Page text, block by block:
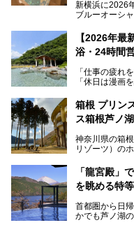
新横浜に2026
ブルーオーシ
的な“没入感
今回は、そん
を見学させて
サウナ室の中
リのビーチを
内の様子をレ
【2026年最
浴・24時間
「仕事の疲れ
「休日は漫画
たい」
そんな「癒や
神奈川県には
など、“非日常
う」という人
そこで今回は
業」「駅近」
今の気分にぴ
箱根 プリン
ス箱根芦ノ
神奈川県の箱
リゾーツ）の
「箱根仙石原
「ザ・プリン
プ（旗艦）に
昭和の日本を
に建てた桃源
「龍宮殿」
を眺める特
首都圏から日
かでも芦ノ湖